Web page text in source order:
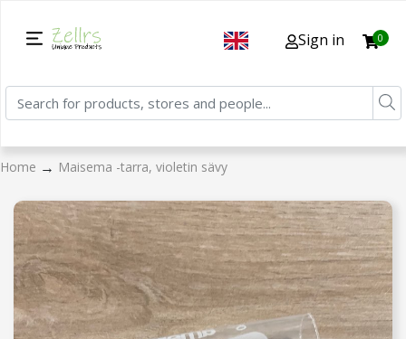
Sign in 0
Home → Maisema -tarra, violetin sävy